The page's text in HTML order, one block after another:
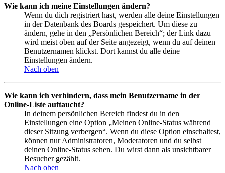
Wie kann ich meine Einstellungen ändern?
Wenn du dich registriert hast, werden alle deine Einstellungen
in der Datenbank des Boards gespeichert. Um diese zu
ändern, gehe in den „Persönlichen Bereich“; der Link dazu
wird meist oben auf der Seite angezeigt, wenn du auf deinen
Benutzernamen klickst. Dort kannst du alle deine
Einstellungen ändern.
Nach oben
Wie kann ich verhindern, dass mein Benutzername in der
Online-Liste auftaucht?
In deinem persönlichen Bereich findest du in den
Einstellungen eine Option „Meinen Online-Status während
dieser Sitzung verbergen“. Wenn du diese Option einschaltest,
können nur Administratoren, Moderatoren und du selbst
deinen Online-Status sehen. Du wirst dann als unsichtbarer
Besucher gezählt.
Nach oben